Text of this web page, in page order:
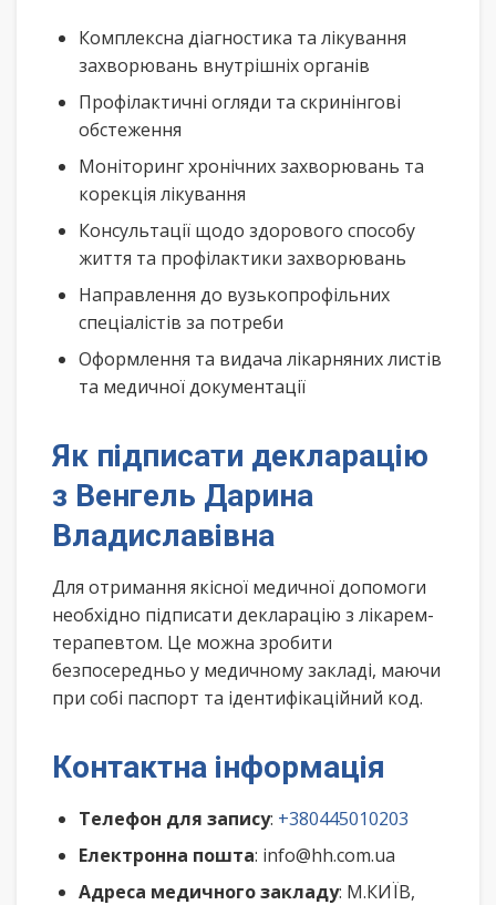
Комплексна діагностика та лікування
захворювань внутрішніх органів
Профілактичні огляди та скринінгові
обстеження
Моніторинг хронічних захворювань та
корекція лікування
Консультації щодо здорового способу
життя та профілактики захворювань
Направлення до вузькопрофільних
спеціалістів за потреби
Оформлення та видача лікарняних листів
та медичної документації
Як підписати декларацію
з Венгель Дарина
Владиславівна
Для отримання якісної медичної допомоги
необхідно підписати декларацію з лікарем-
терапевтом. Це можна зробити
безпосередньо у медичному закладі, маючи
при собі паспорт та ідентифікаційний код.
Контактна інформація
Телефон для запису: +380445010203
Електронна пошта: info@hh.com.ua
Адреса медичного закладу: М.КИЇВ,